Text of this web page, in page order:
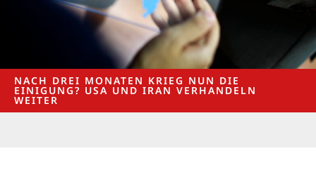
NACH DREI MONATEN KRIEG NUN DIE
EINIGUNG? USA UND IRAN VERHANDELN
WEITER